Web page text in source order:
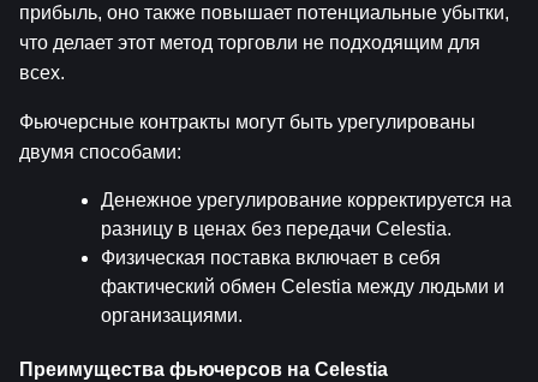
прибыль, оно также повышает потенциальные убытки,
что делает этот метод торговли не подходящим для
всех.
Фьючерсные контракты могут быть урегулированы
двумя способами:
Денежное урегулирование корректируется на
разницу в ценах без передачи Celestia.
Физическая поставка включает в себя
фактический обмен Celestia между людьми и
организациями.
Преимущества фьючерсов на Celestia